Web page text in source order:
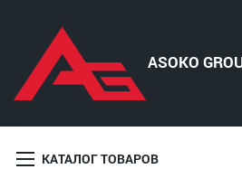
КАТАЛОГ ТОВАРОВ